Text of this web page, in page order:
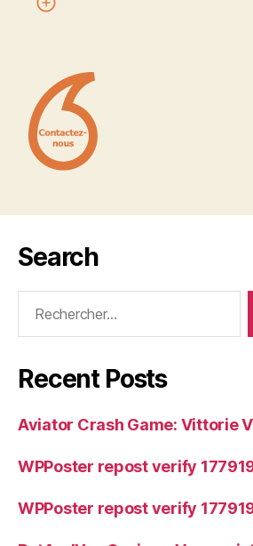
Search
Recent Posts
Aviator Crash Game: Vittorie
WPPoster repost verify
WPPoster repost verify